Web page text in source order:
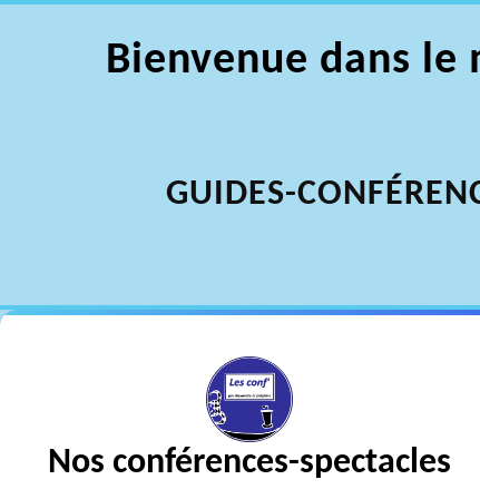
Bienvenue dans le
GUIDES-
Nos conférences-spectacles